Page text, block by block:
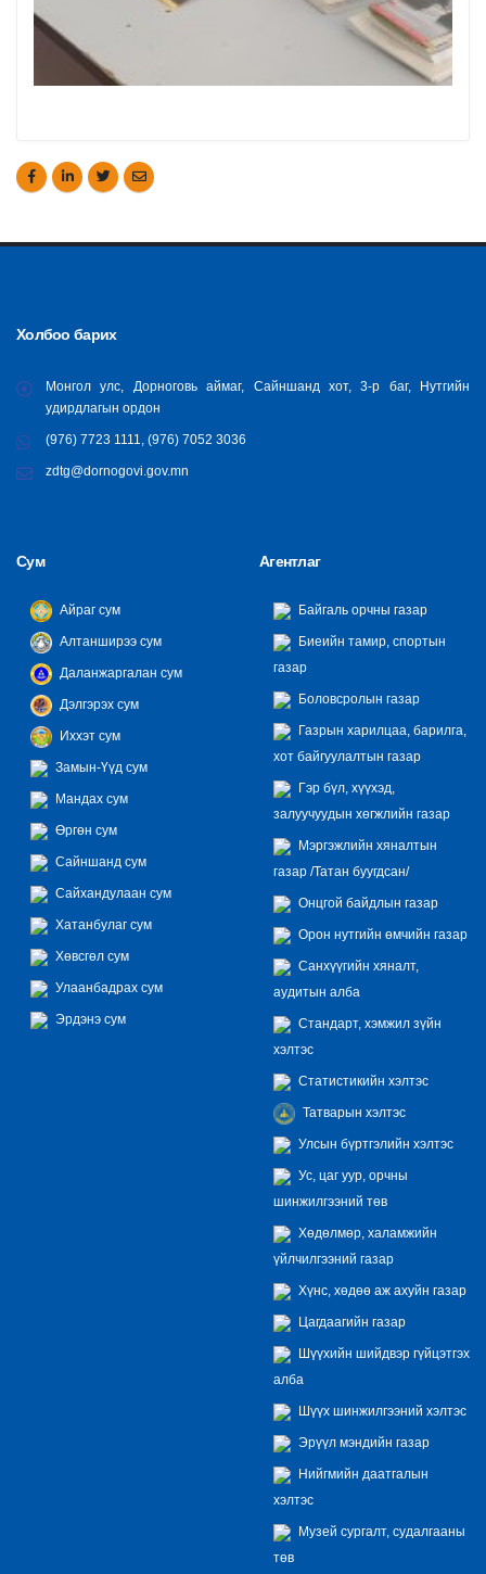
Холбоо барих
Монгол улс, Дорноговь аймаг, Сайншанд хот, 3-р баг, Нутгийн
удирдлагын ордон
(976) 7723 1111, (976) 7052 3036
zdtg@dornogovi.gov.mn
Сум
Айраг сум
Алтанширээ сум
Даланжаргалан сум
Дэлгэрэх сум
Иххэт сум
Замын-Үүд сум
Мандах сум
Өргөн сум
Сайншанд сум
Сайхандулаан сум
Хатанбулаг сум
Хөвсгөл сум
Улаанбадрах сум
Эрдэнэ сум
Агентлаг
Байгаль орчны газар
Биеийн тамир, спортын
газар
Боловсролын газар
Газрын харилцаа, барилга,
хот байгуулалтын газар
Гэр бүл, хүүхэд,
залуучуудын хөгжлийн газар
Мэргэжлийн хяналтын
газар /Татан буугдсан/
Онцгой байдлын газар
Орон нутгийн өмчийн газар
Санхүүгийн хяналт,
аудитын алба
Стандарт, хэмжил зүйн
хэлтэс
Статистикийн хэлтэс
Татварын хэлтэс
Улсын бүртгэлийн хэлтэс
Ус, цаг уур, орчны
шинжилгээний төв
Хөдөлмөр, халамжийн
үйлчилгээний газар
Хүнс, хөдөө аж ахуйн газар
Цагдаагийн газар
Шүүхийн шийдвэр гүйцэтгэх
алба
Шүүх шинжилгээний хэлтэс
Эрүүл мэндийн газар
Нийгмийн даатгалын
хэлтэс
Музей сургалт, судалгааны
төв